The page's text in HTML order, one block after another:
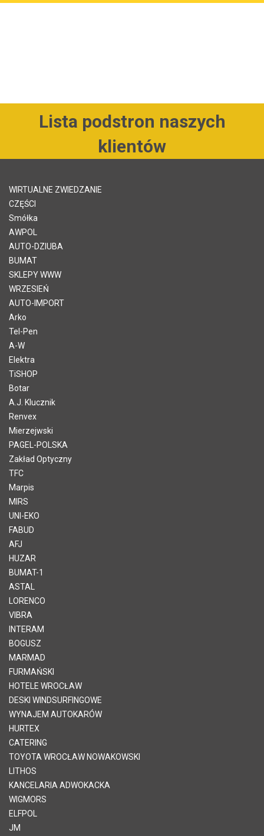
Lista podstron naszych
klientów
WIRTUALNE ZWIEDZANIE
CZĘŚCI
Smółka
AWPOL
AUTO-DZIUBA
BUMAT
SKLEPY WWW
WRZESIEŃ
AUTO-IMPORT
Arko
Tel-Pen
A-W
Elektra
TiSHOP
Botar
A.J. Klucznik
Renvex
Mierzejwski
PAGEL-POLSKA
Zakład Optyczny
TFC
Marpis
MIRS
UNI-EKO
FABUD
AFJ
HUZAR
BUMAT-1
ASTAL
LORENCO
VIBRA
INTERAM
BOGUSZ
MARMAD
FURMAŃSKI
HOTELE WROCŁAW
DESKI WINDSURFINGOWE
WYNAJEM AUTOKARÓW
HURTEX
CATERING
TOYOTA WROCŁAW NOWAKOWSKI
LITHOS
KANCELARIA ADWOKACKA
WIGMORS
ELFPOL
JM